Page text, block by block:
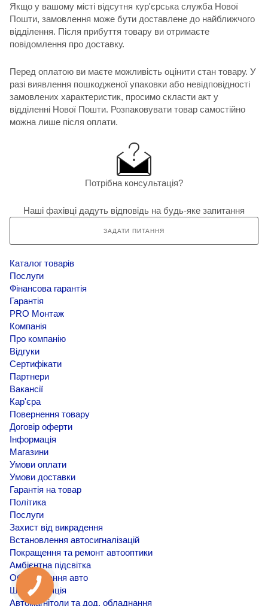
Якщо у вашому місті відсутня кур'єрська служба Нової
Пошти, замовлення може бути доставлене до найближчого
відділення. Після прибуття товару ви отримаєте
повідомлення про доставку.
Перед оплатою ви маєте можливість оцінити стан товару. У
разі виявлення пошкодженої упаковки або невідповідності
замовлених характеристик, просимо скласти акт у
відділенні Нової Пошти. Розпаковувати товар самостійно
можна лише після оплати.
Потрібна консультація?
Наші фахівці дадуть відповідь на будь-яке запитання
ЗАДАТИ ПИТАННЯ
Каталог товарів
Послуги
Фінансова гарантія
Гарантія
PRO Монтаж
Компанія
Про компанію
Відгуки
Сертифікати
Партнери
Вакансії
Кар'єра
Повернення товару
Договір оферти
Інформація
Магазини
Умови оплати
Умови доставки
Гарантія на товар
Політика
Послуги
Захист від викрадення
Встановлення автосигналізацій
Покращення та ремонт автооптики
Амбієнтна підсвітка
Обклеювання авто
Шумоізоляція
Автомагнітоли та дод. обладнання